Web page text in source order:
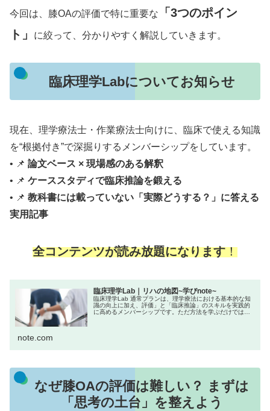
今回は、膝OAの評価で特に重要な
「3つのポイン
ト」
に絞って、分かりやすく解説していきます。
臨床理学Labについてお知らせ
現在、理学療法士・作業療法士向けに、臨床で使える知識
を“根拠付き”で深掘りするメンバーシップをしています。
• 📌 論文ベース × 現場感のある解釈
• 📌 ケーススタディで臨床推論を鍛える
• 📌 教科書には載っていない「実際どうする？」に答える
実用記事
全コンテンツが読み放題になります！
臨床理学Lab｜リハの地図~学びnote~
臨床理学Lab 通常プランは、理学療法における基本的な知
識の向上に加え、評価」と「臨床推論」のスキルを実践的
に高めるメンバーシップです。ただ方法を学ぶだけではな
note.com
なぜ膝OAの評価は難しい？ まずは
「思考の土台」を整えよう